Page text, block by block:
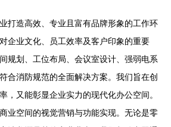
业打造高效、专业且富有品牌形象的工作环
企业文化、员工效率及客户印象的重要
规划、工位布局、会议室设计、强弱电系
合消防规范的全面解决方案。我们旨在创
，又能彰显企业实力的现代化办公空间。
商业空间的视觉营销与功能实现。无论是零